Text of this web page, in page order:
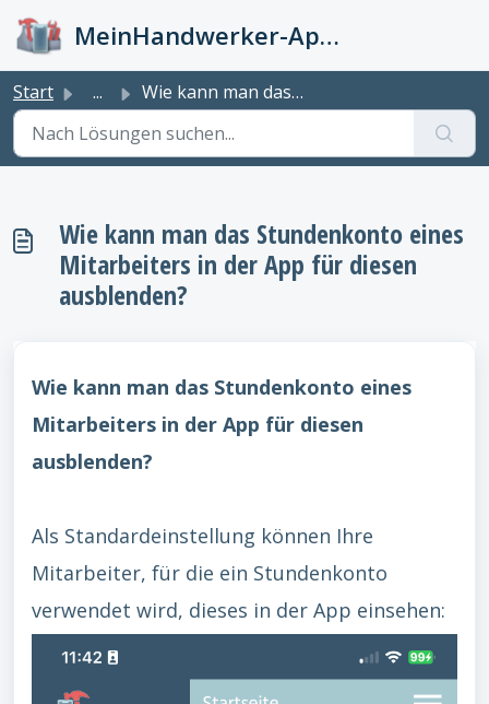
MeinHandwerker-App Info-Kiste
Start ... Wie kann man das Stundenkonto eines Mitarbeiters in der A...
Wie kann man das Stundenkonto eines
Mitarbeiters in der App für diesen
ausblenden?
Wie kann man das Stundenkonto eines
Mitarbeiters in der App für diesen
ausblenden?
Als Standardeinstellung können Ihre
Mitarbeiter, für die ein Stundenkonto
verwendet wird, dieses in der App einsehen: